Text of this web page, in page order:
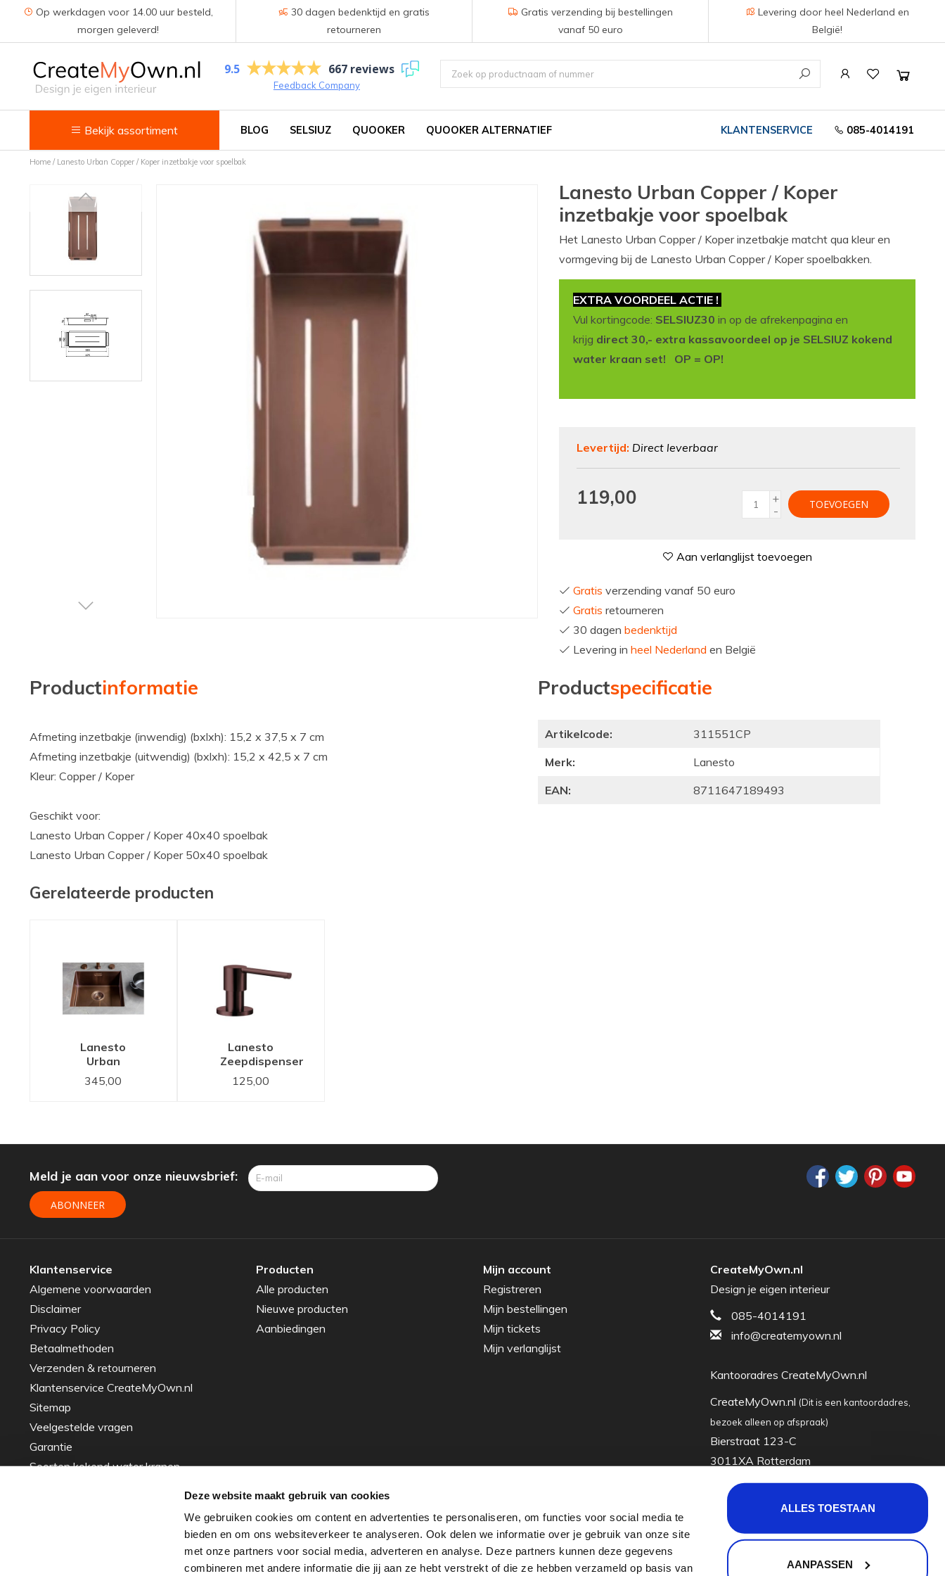
Deze website maakt gebruik van cookies
We gebruiken cookies om content en advertenties te personaliseren, om functies voor social media te
bieden en om ons websiteverkeer te analyseren. Ook delen we informatie over je gebruik van onze site
met onze partners voor social media, adverteren en analyse. Deze partners kunnen deze gegevens
combineren met andere informatie die jij aan ze hebt verstrekt of die ze hebben verzameld op basis van
ALLES TOESTAAN
AANPASSEN
Op werkdagen voor 14.00 uur besteld,
morgen geleverd!
30 dagen bedenktijd en gratis
retourneren
Gratis verzending bij bestellingen
vanaf 50 euro
Levering door heel Nederland en
België!
9.5 667 reviews
Feedback Company
Bekijk assortiment
Keuken
Kokend water kranen
Keukenkranen
Spoelbakken
Voedselrestenvermalers
Afvalemmers
BLOG SELSIUZ QUOOKER QUOOKER ALTERNATIEF 085-4014191
KLANTENSERVICE
Home/ Lanesto Urban Copper / Koper inzetbakje voor spoelbak
Lanesto Urban Copper / Koper
inzetbakje voor spoelbak
Het Lanesto Urban Copper / Koper inzetbakje matcht qua kleur en
vormgeving bij de Lanesto Urban Copper / Koper spoelbakken.
EXTRA VOORDEEL ACTIE !
Vul kortingcode: SELSIUZ30 in op de afrekenpagina en
krijg direct 30,- extra kassavoordeel op je SELSIUZ kokend
water kraan set! OP = OP!
Levertijd: Direct leverbaar
119,00
+
-
TOEVOEGEN
Aan verlanglijst toevoegen
Gratis verzending vanaf 50 euro
Gratis retourneren
30 dagen bedenktijd
Levering in heel Nederland en België
Productinformatie
Afmeting inzetbakje (inwendig) (bxlxh): 15,2 x 37,5 x 7 cm
Afmeting inzetbakje (uitwendig) (bxlxh): 15,2 x 42,5 x 7 cm
Kleur: Copper / Koper
Geschikt voor:
Lanesto Urban Copper / Koper 40x40 spoelbak
Lanesto Urban Copper / Koper 50x40 spoelbak
Productspecificatie
Artikelcode:
311551CP
Merk:
Lanesto
EAN:
8711647189493
Gerelateerde producten
Lanesto
Urban
Copper /
Koper 615
345,00
Lanesto
Zeepdispenser
Copper /
Koper
125,00
Meld je aan voor onze nieuwsbrief:
ABONNEER
Klantenservice
Algemene voorwaarden
Disclaimer
Privacy Policy
Betaalmethoden
Verzenden & retourneren
Klantenservice CreateMyOwn.nl
Sitemap
Veelgestelde vragen
Garantie
Soorten kokend water kranen
Producten
Alle producten
Nieuwe producten
Aanbiedingen
Mijn account
Registreren
Mijn bestellingen
Mijn tickets
Mijn verlanglijst
CreateMyOwn.nl
Design je eigen interieur
085-4014191
info@createmyown.nl
Kantooradres CreateMyOwn.nl
CreateMyOwn.nl (Dit is een kantoordadres,
bezoek alleen op afspraak)
Bierstraat 123-C
3011XA Rotterdam
Nederland
KVK: 63035928
Btw-nummer: nl855065722b01